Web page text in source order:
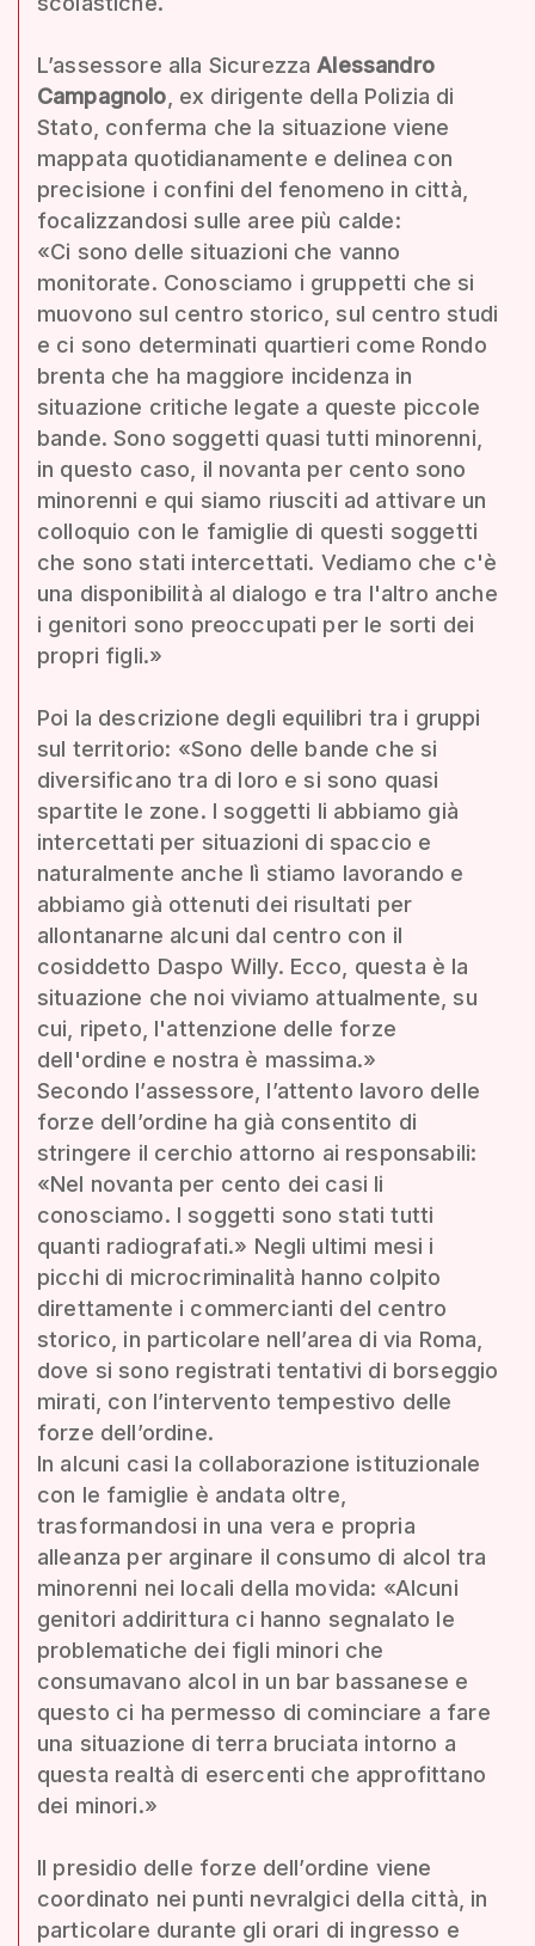
L’assessore alla Sicurezza Alessandro
Campagnolo , ex dirigente della Polizia di
Stato, conferma che la situazione viene
mappata quotidianamente e delinea con
precisione i confini del fenomeno in città,
focalizzandosi sulle aree più calde:
«Ci sono delle situazioni che vanno
monitorate. Conosciamo i gruppetti che si
muovono sul centro storico, sul centro studi
e ci sono determinati quartieri come Rondo
brenta che ha maggiore incidenza in
situazione critiche legate a queste piccole
bande. Sono soggetti quasi tutti minorenni,
in questo caso, il novanta per cento sono
minorenni e qui siamo riusciti ad attivare un
colloquio con le famiglie di questi soggetti
che sono stati intercettati. Vediamo che c'è
una disponibilità al dialogo e tra l'altro anche
i genitori sono preoccupati per le sorti dei
propri figli.»
Poi la descrizione degli equilibri tra i gruppi
sul territorio: «Sono delle bande che si
diversificano tra di loro e si sono quasi
spartite le zone. I soggetti li abbiamo già
intercettati per situazioni di spaccio e
naturalmente anche lì stiamo lavorando e
abbiamo già ottenuti dei risultati per
allontanarne alcuni dal centro con il
cosiddetto Daspo Willy. Ecco, questa è la
situazione che noi viviamo attualmente, su
cui, ripeto, l'attenzione delle forze
dell'ordine e nostra è massima.»
Secondo l’assessore, l’attento lavoro delle
forze dell’ordine ha già consentito di
stringere il cerchio attorno ai responsabili:
«Nel novanta per cento dei casi li
conosciamo. I soggetti sono stati tutti
quanti radiografati.» Negli ultimi mesi i
picchi di microcriminalità hanno colpito
direttamente i commercianti del centro
storico, in particolare nell’area di via Roma,
dove si sono registrati tentativi di borseggio
mirati, con l’intervento tempestivo delle
forze dell’ordine.
In alcuni casi la collaborazione istituzionale
con le famiglie è andata oltre,
trasformandosi in una vera e propria
alleanza per arginare il consumo di alcol tra
minorenni nei locali della movida: «Alcuni
genitori addirittura ci hanno segnalato le
problematiche dei figli minori che
consumavano alcol in un bar bassanese e
questo ci ha permesso di cominciare a fare
una situazione di terra bruciata intorno a
questa realtà di esercenti che approfittano
dei minori.»
Il presidio delle forze dell’ordine viene
coordinato nei punti nevralgici della città, in
particolare durante gli orari di ingresso e